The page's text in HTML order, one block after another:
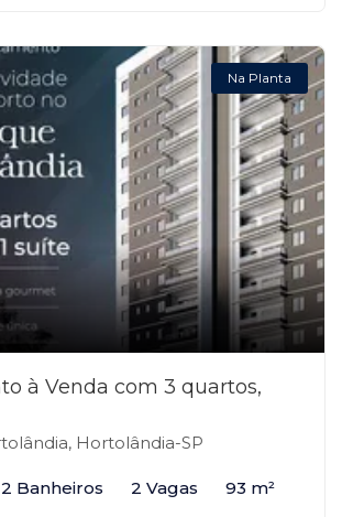
Na Planta
à Venda com 3 quartos,
Hortolândia-SP
2 Banheiros 2 Vagas 93 m²